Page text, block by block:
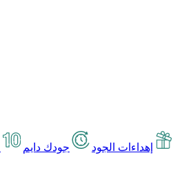
إهداءات الجود جودك دايم